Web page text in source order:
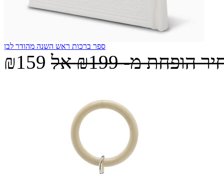
ספר ברכות ראש השנה מהודר לבן
₪159 הופחת מ-₪199 אל